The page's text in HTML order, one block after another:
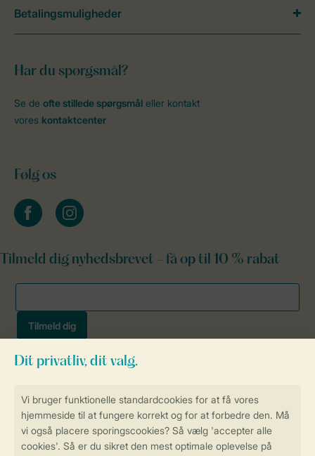
Sikker datahåndtering
Sikker betaling
Har du spørgsmål?
Se de ofte stillede spørgsmål eller kontakt
vores kontaktcenter
Følg os
facebookinstagram
Tilmeld dig nyhedsbrevet - få op til 10 % rabat
Betalingsmuligheder